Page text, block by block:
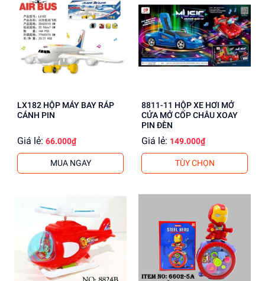
LX182 HỘP MÁY BAY RÁP
CÁNH PIN
Giá lẻ: 66.000₫
MUA NGAY
8811-11 HỘP XE HƠI MỞ
CỬA MỞ CỐP CHÂU XOAY
PIN ĐÈN
Giá lẻ: 149.000₫
TÙY CHỌN